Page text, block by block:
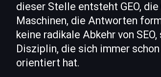
dieser Stelle entsteht GEO,
Maschinen, die Antworten
keine radikale Abkehr von
Disziplin, die sich immer
orientiert hat.